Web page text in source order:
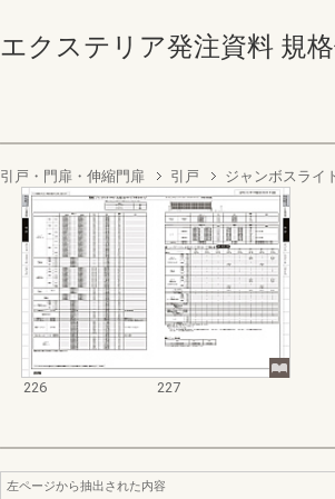
エクステリア発注資料 規
引戸・門扉・伸縮門扉 引戸 ジャンボスライ
226 227
左ページから抽出された内容